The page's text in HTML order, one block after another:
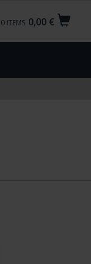
0,00 €
0 ITEMS